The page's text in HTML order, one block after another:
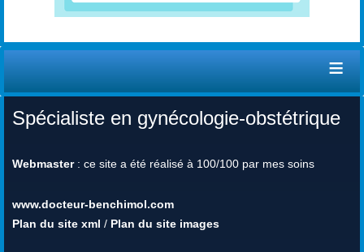
≡
Spécialiste en gynécologie-obstétrique
Webmaster: ce site a été réalisé à 100/100 par mes soins
www.docteur-benchimol.com
Plan du site xml / Plan du site images